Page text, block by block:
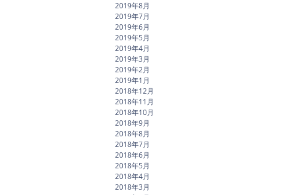
2019年8月
2019年7月
2019年6月
2019年5月
2019年4月
2019年3月
2019年2月
2019年1月
2018年12月
2018年11月
2018年10月
2018年9月
2018年8月
2018年7月
2018年6月
2018年5月
2018年4月
2018年3月